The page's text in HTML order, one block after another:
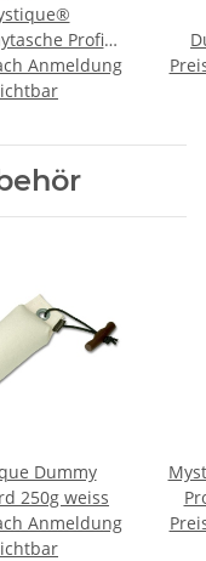
Profi
sahara
M
Anmeldung
Dummy
250g weiss
Anmeldung